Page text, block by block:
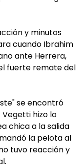
y minutos
cuando Ibrahim
ante Herrera,
fuerte remate del
se encontró
hizo lo
chica a la salida
la pelota al
tuvo reacción y